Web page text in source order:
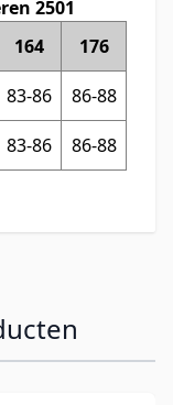
2501
164 176
83-86 86-88
83-86 86-88